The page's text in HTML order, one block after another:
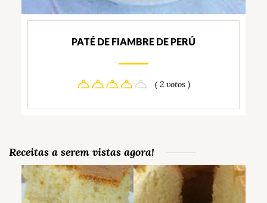
PATÉ DE FIAMBRE DE PERÚ
( 2 votos )
Receitas a serem vistas agora!